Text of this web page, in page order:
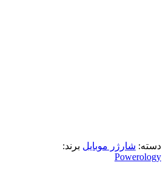
دسته: شارژر موبایل برند:
Powerology